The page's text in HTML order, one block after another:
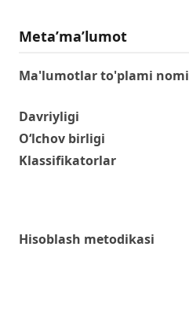
Metaʼmaʼlumot
Ma'lumotlar to'plami nomi
Davriyligi
O‘lchov birligi
Klassifikatorlar
Hisoblash metodikasi